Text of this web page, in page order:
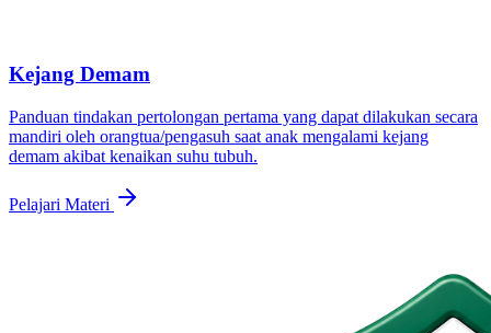
Kejang Demam
Panduan tindakan pertolongan pertama yang dapat dilakukan secara
mandiri oleh orangtua/pengasuh saat anak mengalami kejang
demam akibat kenaikan suhu tubuh.
Pelajari Materi